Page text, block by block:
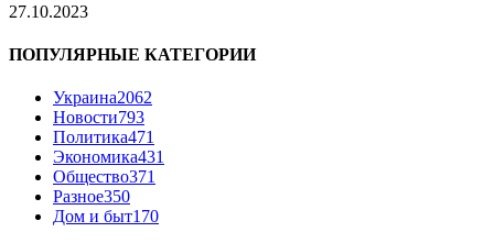
27.10.2023
ПОПУЛЯРНЫЕ КАТЕГОРИИ
Украина2062
Новости793
Политика471
Экономика431
Общество371
Разное350
Дом и быт170